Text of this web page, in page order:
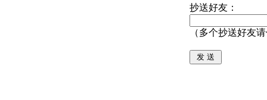
抄送好友：
（多个抄送好友